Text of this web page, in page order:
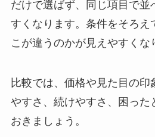
だけで選ばず、同じ項目で並
すくなります。条件をそろえ
こが違うのかが見えやすくな
比較では、価格や見た目の印
やすさ、続けやすさ、困った
おきましょう。